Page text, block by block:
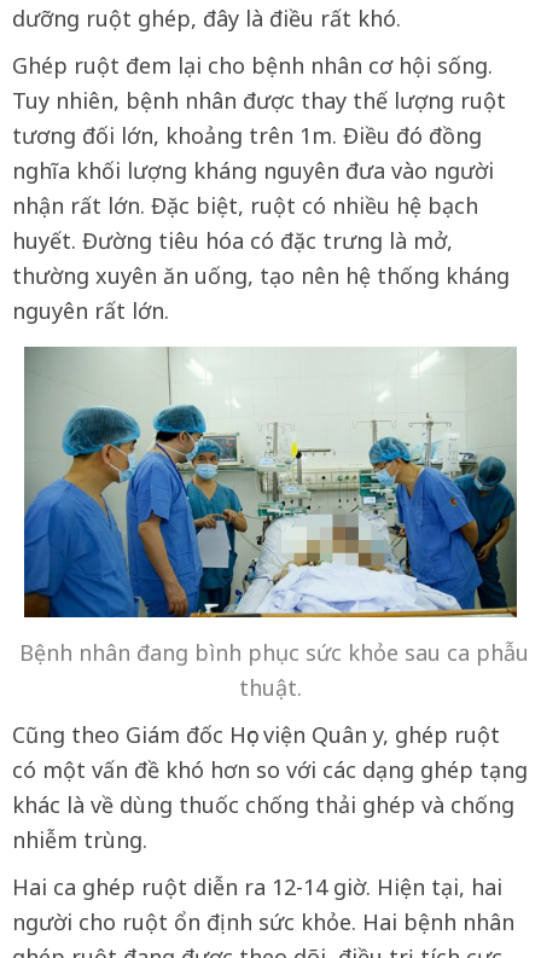
dưỡng ruột ghép, đây là điều rất khó.
Ghép ruột đem lại cho bệnh nhân cơ hội sống.
Tuy nhiên, bệnh nhân được thay thế lượng ruột
tương đối lớn, khoảng trên 1m. Điều đó đồng
nghĩa khối lượng kháng nguyên đưa vào người
nhận rất lớn. Đặc biệt, ruột có nhiều hệ bạch
huyết. Đường tiêu hóa có đặc trưng là mở,
thường xuyên ăn uống, tạo nên hệ thống kháng
nguyên rất lớn.
Bệnh nhân đang bình phục sức khỏe sau ca phẫu
thuật.
Cũng theo Giám đốc Học viện Quân y, ghép ruột
có một vấn đề khó hơn so với các dạng ghép tạng
khác là về dùng thuốc chống thải ghép và chống
nhiễm trùng.
Hai ca ghép ruột diễn ra 12-14 giờ. Hiện tại, hai
người cho ruột ổn định sức khỏe. Hai bệnh nhân